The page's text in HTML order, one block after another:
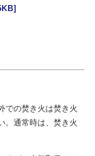
での焚き火は焚き火
。通常時は、焚き火